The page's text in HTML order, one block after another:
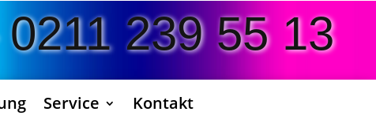
0211 239 55 13
Service Kontakt